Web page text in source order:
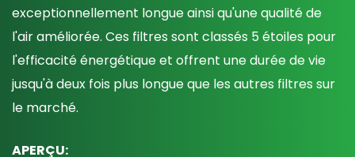
exceptionnellement longue ainsi qu'une qualité de
l'air améliorée. Ces filtres sont classés 5 étoiles pour
l'efficacité énergétique et offrent une durée de vie
jusqu'à deux fois plus longue que les autres filtres sur
le marché.
APERÇU: